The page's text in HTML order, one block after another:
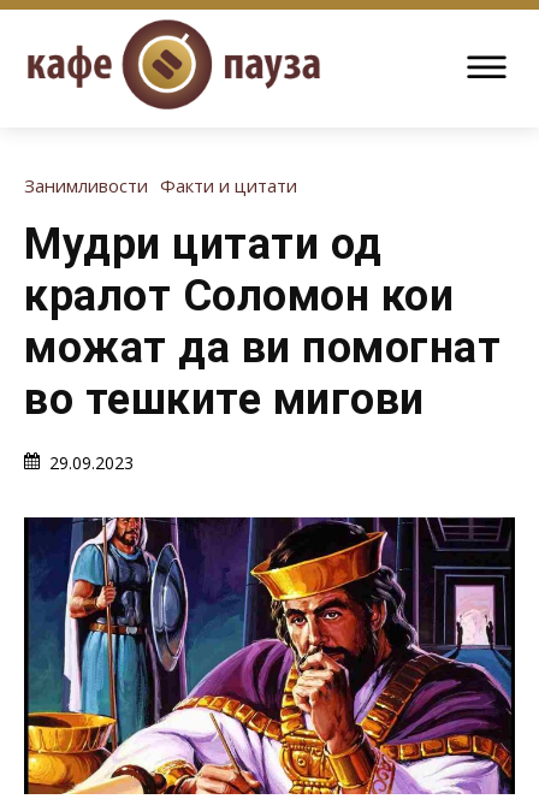
Занимливости Факти и цитати
Мудри цитати од
кралот Соломон кои
можат да ви помогнат
во тешките мигови
29.09.2023